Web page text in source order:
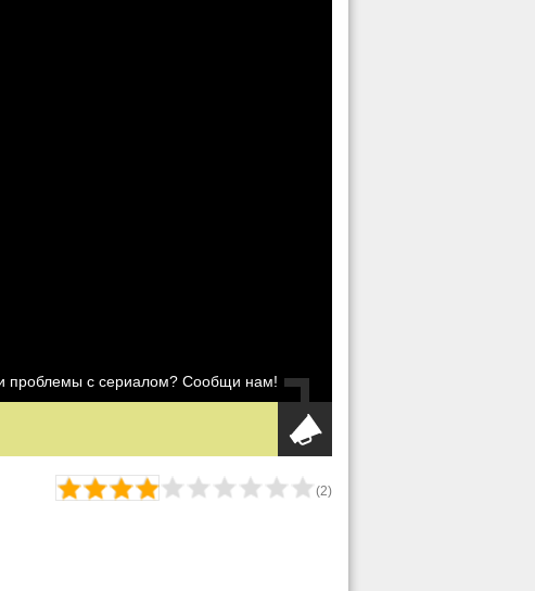
проблемы с сериалом? Сообщи нам!
(2)